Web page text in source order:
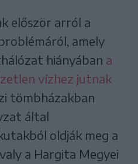
először arról a
amely
hiányában a
vízhez jutnak
tömbházakban
által
oldják meg a
a Hargita Megyei